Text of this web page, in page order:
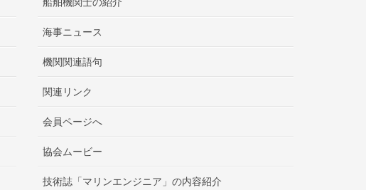
海事ニュース
機関関連語句
関連リンク
会員ページへ
協会ムービー
技術誌「マリンエンジニア」の内容紹介